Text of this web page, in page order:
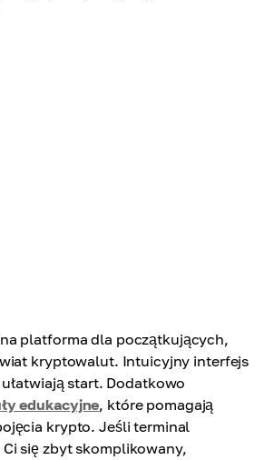
platforma dla początkujących,
kryptowalut. Intuicyjny interfejs
start. Dodatkowo
edukacyjne, które pomagają
krypto. Jeśli terminal
się zbyt skomplikowany,